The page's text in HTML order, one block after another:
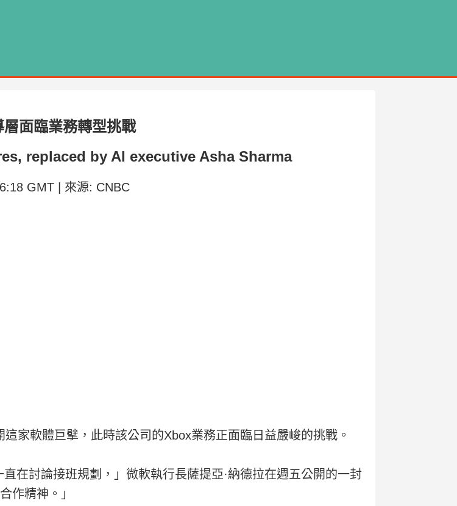
面臨業務轉型挑戰
replaced by AI executive Asha Sharma
GMT | 來源: CNBC
家軟體巨擘，此時該公司的Xbox業務正面臨日益嚴峻的挑戰。
在討論接班規劃，」微軟執行長薩提亞·納德拉在週五公開的一封
作精神。」